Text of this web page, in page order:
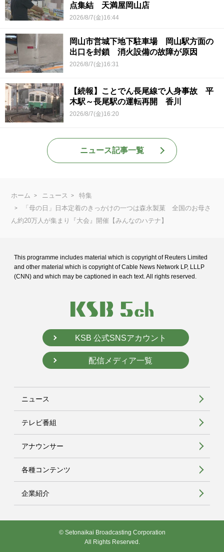
点集結 天満屋岡山店
2026/8/7(金)16:44
岡山市営城下地下駐車場 岡山駅方面の
出口を封鎖 消火設備の故障が原因
2026/8/7(金)16:31
【続報】ことでん長尾線で人身事故 平
木駅～長尾駅の運転再開 香川
2026/8/7(金)16:20
ニュース記事一覧
ホーム ニュース
特集
「母の日」日本定着のきっかけの一つは森永製菓 全国のお母さ
ん約20万人が集まり『大会』開催【みんなのハテナ】
This programme includes material which is copyright of Reuters Limited
and other material which is copyright of Cable News Network LP, LLLP
(CNN) and which may be captioned in each text. All rights reserved.
KSB 公式SNSアカウント
配信メディア一覧
ニュース
テレビ番組
アナウンサー
各種コンテンツ
企業紹介
© Setonaikai Broadcasting Corporation
All Rights Reserved.